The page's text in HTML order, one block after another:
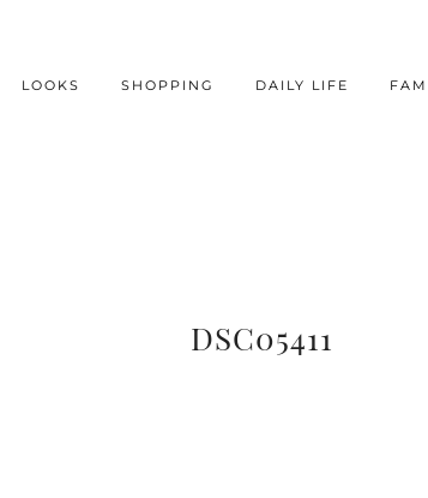
LOOKS SHOPPING DAILY LIFE
DSC05411